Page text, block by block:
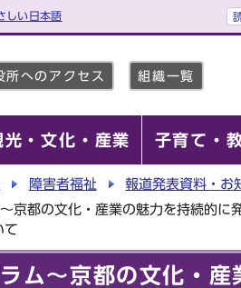
しい日本語
所へのアクセス 組織一覧
光・文化・産業 子育て・
障害者福祉
報道発表資料・お
京都の文化・産業の魅力を持続的に
て
ム～京都の文化・産